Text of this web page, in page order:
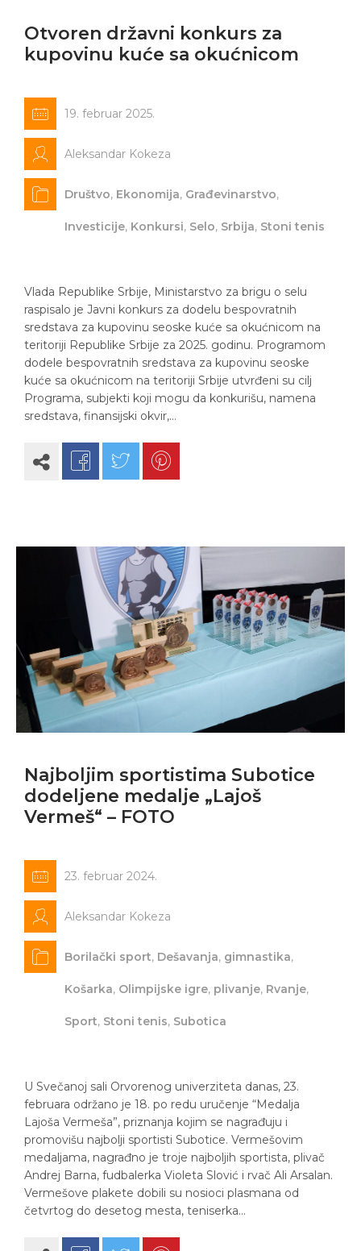
Otvoren državni konkurs za
kupovinu kuće sa okućnicom
19. februar 2025.
Aleksandar Kokeza
Društvo, Ekonomija, Građevinarstvo,
Investicije, Konkursi, Selo, Srbija, Stoni tenis
Vlada Republike Srbije, Ministarstvo za brigu o selu
raspisalo je Javni konkurs za dodelu bespovratnih
sredstava za kupovinu seoske kuće sa okućnicom na
teritoriji Republike Srbije za 2025. godinu. Programom
dodele bespovratnih sredstava za kupovinu seoske
kuće sa okućnicom na teritoriji Srbije utvrđeni su cilj
Programa, subjekti koji mogu da konkurišu, namena
sredstava, finansijski okvir,…
Najboljim sportistima Subotice
dodeljene medalje „Lajoš
Vermeš“ – FOTO
23. februar 2024.
Aleksandar Kokeza
Borilački sport, Dešavanja, gimnastika,
Košarka, Olimpijske igre, plivanje, Rvanje,
Sport, Stoni tenis, Subotica
U Svečanoj sali Orvorenog univerziteta danas, 23.
februara održano je 18. po redu uručenje “Medalja
Lajoša Vermeša”, priznanja kojim se nagrađuju i
promovišu najbolji sportisti Subotice. Vermešovim
medaljama, nagrađno je troje najboljih sportista, plivač
Andrej Barna, fudbalerka Violeta Slović i rvač Ali Arsalan.
Vermešove plakete dobili su nosioci plasmana od
četvrtog do desetog mesta, teniserka…